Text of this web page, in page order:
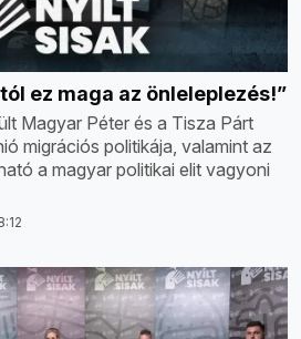
ez maga az önleleplezés!”
Magyar Péter és a Tisza Párt
migrációs politikája, valamint az
a magyar politikai elit vagyoni